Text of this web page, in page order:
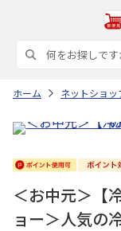
ホーム ネットショッ
＜お中元＞【
ョー＞人気の